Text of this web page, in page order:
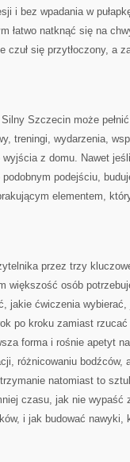
i bez wpadania w
łatwo natknąć się na
się przytłoczony, a
Szczecin może
treningi, wydarzenia,
z domu. Nawet
podejściu,
elementem,
przez trzy
większość osób
jakie ćwiczenia
po kroku zamiast rzucać
forma i rośnie apetyt
różnicowaniu bodźców,
natomiast to
czasu, jak nie wypaść
i jak budować nawyki,